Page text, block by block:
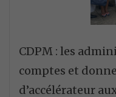
CDPM : les
comptes et
d’accélérateur